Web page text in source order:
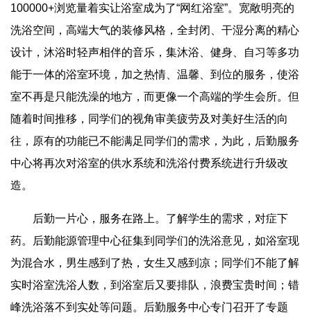
100000+浏览量着实让浴室成为了“网红浴室”。宽敞明亮的
洗浴空间，高端大气的装修风格，全封闭、干湿分离的精心
设计，沐浴时轻声相伴的音乐，集沐浴、健身、自习等多功
能于一体的浴室环境，加之热情、温馨、到位的服务，使浴
室不再是只能洗澡的地方，而更像一个高端的学生会所。但
随着时间推移，同学们的视角审美疲劳及对美好生活的向
往，原有的功能已不能满足同学们的需求，为此，后勤服务
中心将再次对浴室的供水系统和洗浴付费系统进行升级改
造。
后勤一片心，服务在路上。了解学生的需求，对症下
药。后勤能源管理中心征集到同学们的洗浴意见，如浴室现
为混合水，男生感到了热，女生又感到凉；同学们不能了解
实时浴室洗浴人数，到浴室后又要排队，浪费宝贵时间；错
峰洗浴落不到实处等问题。后勤服务中心专门召开了专题